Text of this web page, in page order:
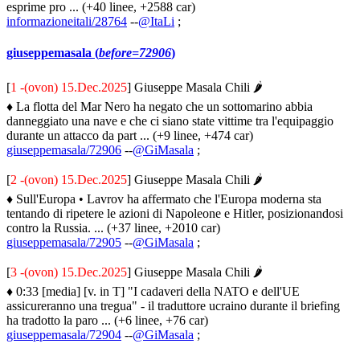
esprime pro ... (+40 linee, +2588 car)
informazioneitali/28764 --@ItaLi ;
giuseppemasala (before=72906)
[1 -(ovon) 15.Dec.2025] Giuseppe Masala Chili 🌶
♦ La flotta del Mar Nero ha negato che un sottomarino abbia
danneggiato una nave e che ci siano state vittime tra l'equipaggio
durante un attacco da part ... (+9 linee, +474 car)
giuseppemasala/72906 --@GiMasala ;
[2 -(ovon) 15.Dec.2025] Giuseppe Masala Chili 🌶
♦ Sull'Europa • Lavrov ha affermato che l'Europa moderna sta
tentando di ripetere le azioni di Napoleone e Hitler, posizionandosi
contro la Russia. ... (+37 linee, +2010 car)
giuseppemasala/72905 --@GiMasala ;
[3 -(ovon) 15.Dec.2025] Giuseppe Masala Chili 🌶
♦ 0:33 [media] [v. in T] "I cadaveri della NATO e dell'UE
assicureranno una tregua" - il traduttore ucraino durante il briefing
ha tradotto la paro ... (+6 linee, +76 car)
giuseppemasala/72904 --@GiMasala ;